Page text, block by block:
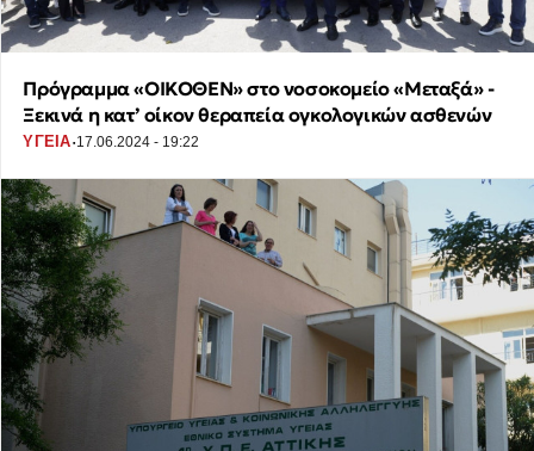
Πρόγραμμα «ΟΙΚΟΘΕΝ» στο νοσοκομείο «Μεταξά» -
Ξεκινά η κατ’ οίκον θεραπεία ογκολογικών ασθενών
ΥΓΕΙΑ·17.06.2024 - 19:22